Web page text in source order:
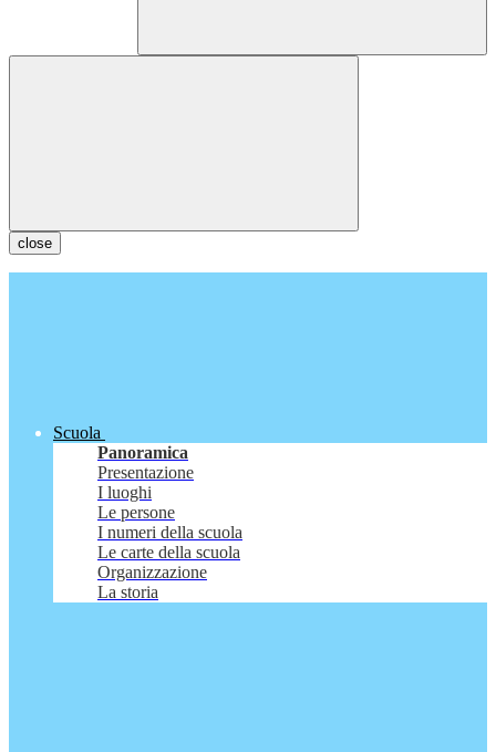
close
Scuola
Panoramica
Presentazione
I luoghi
Le persone
I numeri della scuola
Le carte della scuola
Organizzazione
La storia